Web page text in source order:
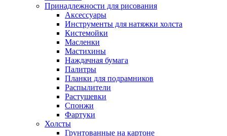
Принадлежности для рисования
Аксессуары
Инструменты для натяжки холста
Кистемойки
Масленки
Мастихины
Наждачная бумага
Палитры
Планки для подрамников
Распылители
Растушевки
Спонжи
Фартуки
Холсты
Грунтованные на картоне